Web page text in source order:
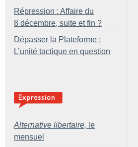
Répression : Affaire du
8 décembre, suite et fin ?
Dépasser la Plateforme :
L’unité tactique en question
Alternative libertaire, le
mensuel